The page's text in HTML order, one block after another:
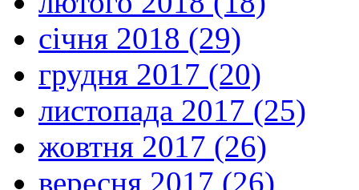
січня 2018 (29)
грудня 2017 (20)
листопада 2017 (25)
жовтня 2017 (26)
вересня 2017 (26)